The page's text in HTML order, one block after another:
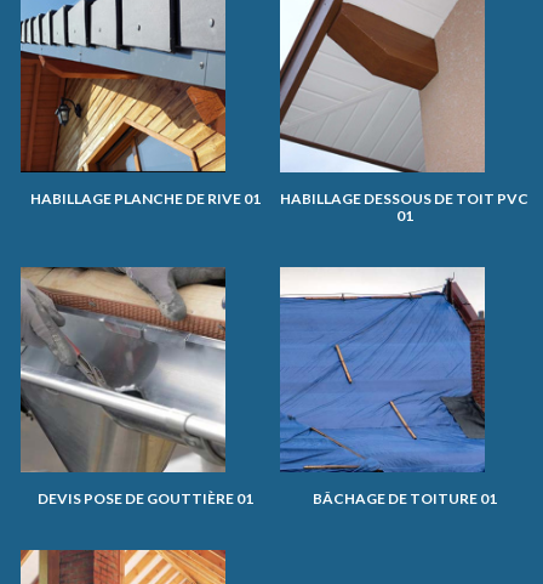
HABILLAGE PLANCHE DE RIVE 01
HABILLAGE DESSOUS DE TOIT PVC
01
DEVIS POSE DE GOUTTIÈRE 01 BÂCHAGE DE TOITURE 01